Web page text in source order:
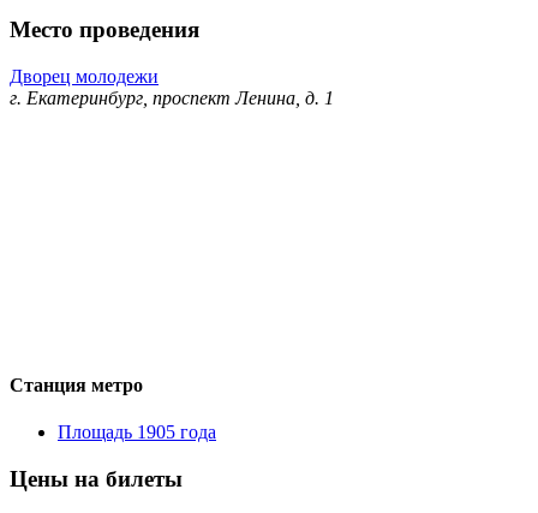
Место проведения
Дворец молодежи
г. Екатеринбург, проспект Ленина, д. 1
Станция метро
Площадь 1905 года
Цены на билеты